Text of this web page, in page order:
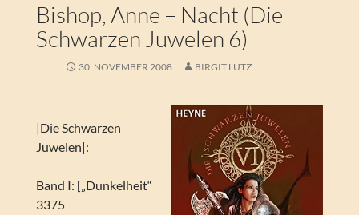
Bishop, Anne – Nacht (Die
Schwarzen Juwelen 6)
30. NOVEMBER 2008 BIRGIT LUTZ
|Die Schwarzen
Juwelen|:
Band I: [„Dunkelheit“
3375